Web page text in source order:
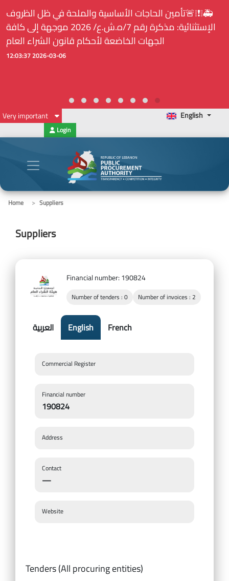
🚑❕❗❕🚨تأمين الحاجات الأساسية والملحة في ظل الظروف
الإستثنائية: مذكرة رقم 7/ه.ش.ع/ 2026 موجهة إلى كافة
الجهات الخاضعة لأحكام قانون الشراء العام
2026-03-06 12:03:37
Very important English
Login
Home Suppliers
Suppliers
Financial number: 190824
Number of tenders : 0 Number of invoices : 2
العربية English French
Commercial Register
Financial number
190824
Address
Contact
—
Website
Tenders (All procuring entities)